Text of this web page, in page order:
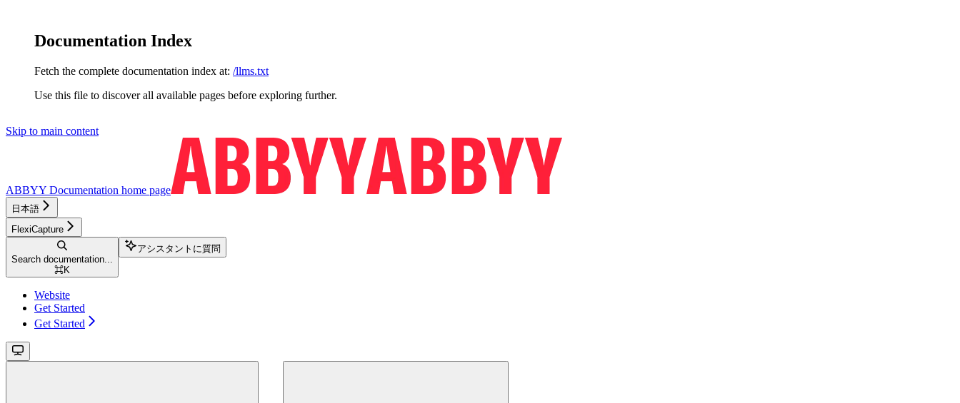
Documentation Index
Fetch the complete documentation index at: /llms.txt
Use this file to discover all available pages before exploring further.
Skip to main content
ABBYY Documentation home page
日本語
FlexiCapture
Search documentation...
⌘K
アシスタントに質問
Website
Get Started
Get Started